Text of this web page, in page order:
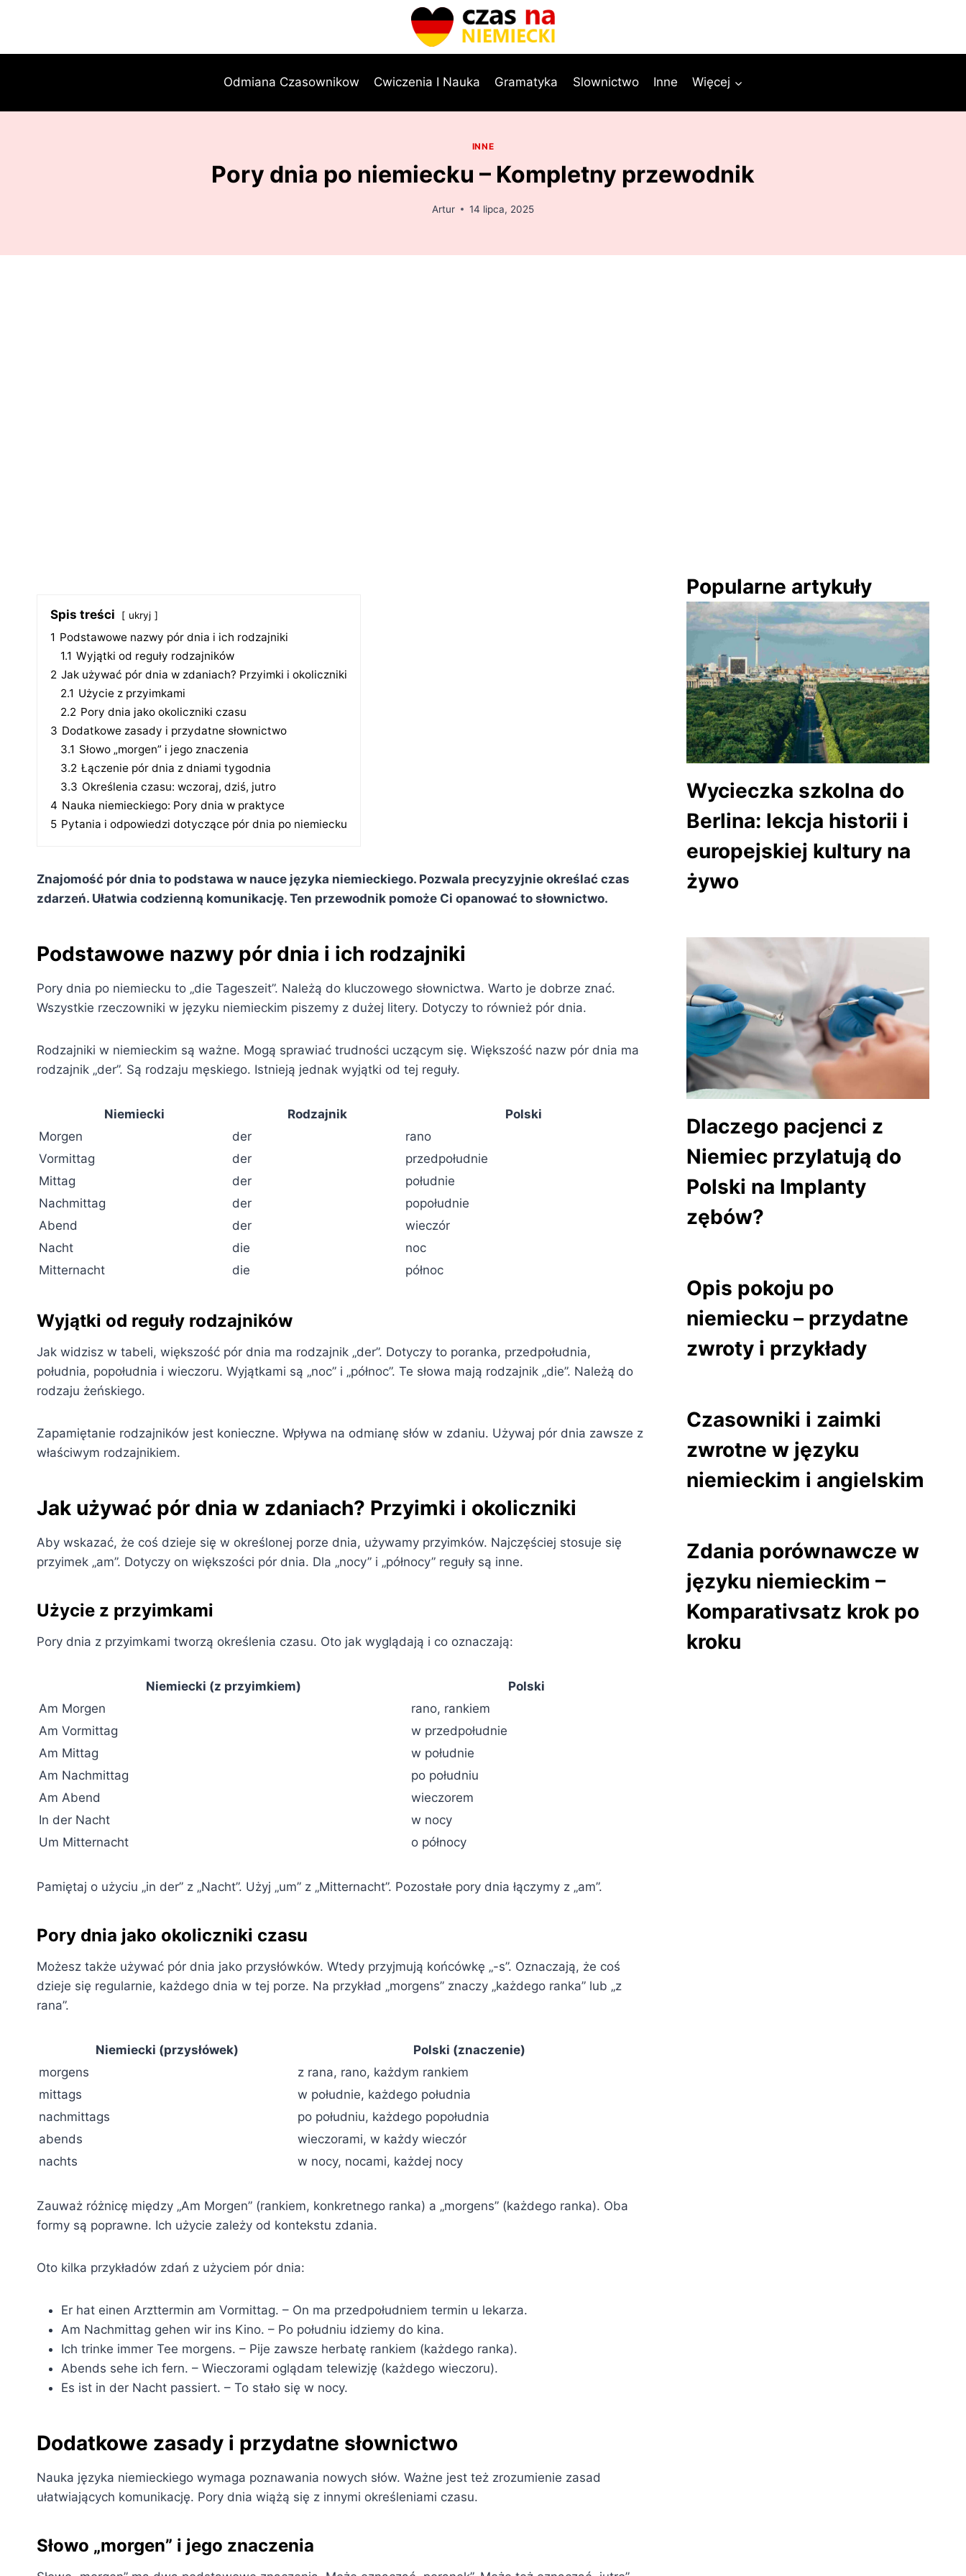
Odmiana Czasownikow Cwiczenia I Nauka Gramatyka Slownictwo Inne Więcej
INNE
Pory dnia po niemiecku – Kompletny przewodnik
Artur 14 lipca, 2025
Spis treści ukryj
1 Podstawowe nazwy pór dnia i ich rodzajniki
1.1 Wyjątki od reguły rodzajników
2 Jak używać pór dnia w zdaniach? Przyimki i okoliczniki
2.1 Użycie z przyimkami
2.2 Pory dnia jako okoliczniki czasu
3 Dodatkowe zasady i przydatne słownictwo
3.1 Słowo „morgen” i jego znaczenia
3.2 Łączenie pór dnia z dniami tygodnia
3.3 Określenia czasu: wczoraj, dziś, jutro
4 Nauka niemieckiego: Pory dnia w praktyce
5 Pytania i odpowiedzi dotyczące pór dnia po niemiecku
Znajomość pór dnia to podstawa w nauce języka niemieckiego. Pozwala precyzyjnie określać czas
zdarzeń. Ułatwia codzienną komunikację. Ten przewodnik pomoże Ci opanować to słownictwo.
Podstawowe nazwy pór dnia i ich rodzajniki
Pory dnia po niemiecku to „die Tageszeit”. Należą do kluczowego słownictwa. Warto je dobrze znać.
Wszystkie rzeczowniki w języku niemieckim piszemy z dużej litery. Dotyczy to również pór dnia.
Rodzajniki w niemieckim są ważne. Mogą sprawiać trudności uczącym się. Większość nazw pór dnia ma
rodzajnik „der”. Są rodzaju męskiego. Istnieją jednak wyjątki od tej reguły.
Niemiecki Rodzajnik
Polski
Morgen
der
rano
Vormittag
der
przedpołudnie
Mittag
der
południe
Nachmittag
der
popołudnie
Abend
der
wieczór
Nacht
die
noc
Mitternacht
die północ
Wyjątki od reguły rodzajników
Jak widzisz w tabeli, większość pór dnia ma rodzajnik „der”. Dotyczy to poranka, przedpołudnia,
południa, popołudnia i wieczoru. Wyjątkami są „noc” i „północ”. Te słowa mają rodzajnik „die”. Należą do
rodzaju żeńskiego.
Zapamiętanie rodzajników jest konieczne. Wpływa na odmianę słów w zdaniu. Używaj pór dnia zawsze z
właściwym rodzajnikiem.
Jak używać pór dnia w zdaniach? Przyimki i okoliczniki
Aby wskazać, że coś dzieje się w określonej porze dnia, używamy przyimków. Najczęściej stosuje się
przyimek „am”. Dotyczy on większości pór dnia. Dla „nocy” i „północy” reguły są inne.
Użycie z przyimkami
Pory dnia z przyimkami tworzą określenia czasu. Oto jak wyglądają i co oznaczają:
Niemiecki (z przyimkiem)
Polski
Am Morgen
rano, rankiem
Am Vormittag
w przedpołudnie
Am Mittag
w południe
Am Nachmittag
po południu
Am Abend
wieczorem
In der Nacht
w nocy
Um Mitternacht
o północy
Pamiętaj o użyciu „in der” z „Nacht”. Użyj „um” z „Mitternacht”. Pozostałe pory dnia łączymy z „am”.
Pory dnia jako okoliczniki czasu
Możesz także używać pór dnia jako przysłówków. Wtedy przyjmują końcówkę „-s”. Oznaczają, że coś
dzieje się regularnie, każdego dnia w tej porze. Na przykład „morgens” znaczy „każdego ranka” lub „z
rana”.
Niemiecki (przysłówek)
Polski (znaczenie)
morgens
z rana, rano, każdym rankiem
mittags
w południe, każdego południa
nachmittags
po południu, każdego popołudnia
abends
wieczorami, w każdy wieczór
nachts
w nocy, nocami, każdej nocy
Zauważ różnicę między „Am Morgen” (rankiem, konkretnego ranka) a „morgens” (każdego ranka). Oba
formy są poprawne. Ich użycie zależy od kontekstu zdania.
Oto kilka przykładów zdań z użyciem pór dnia:
Er hat einen Arzttermin am Vormittag. – On ma przedpołudniem termin u lekarza.
Am Nachmittag gehen wir ins Kino. – Po południu idziemy do kina.
Ich trinke immer Tee morgens. – Pije zawsze herbatę rankiem (każdego ranka).
Abends sehe ich fern. – Wieczorami oglądam telewizję (każdego wieczoru).
Es ist in der Nacht passiert. – To stało się w nocy.
Dodatkowe zasady i przydatne słownictwo
Nauka języka niemieckiego wymaga poznawania nowych słów. Ważne jest też zrozumienie zasad
ułatwiających komunikację. Pory dnia wiążą się z innymi określeniami czasu.
Słowo „morgen” i jego znaczenia
Popularne artykuły
Wycieczka szkolna do
Berlina: lekcja historii i
europejskiej kultury na
żywo
Dlaczego pacjenci z
Niemiec przylatują do
Polski na Implanty
zębów?
Opis pokoju po
niemiecku – przydatne
zwroty i przykłady
Czasowniki i zaimki
zwrotne w języku
niemieckim i angielskim
Zdania porównawcze w
języku niemieckim –
Komparativsatz krok po
kroku